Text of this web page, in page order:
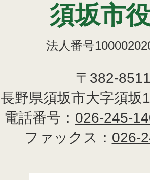
須坂市
法人番号
〒382-
長野県須坂市大字須坂
電話番号： 026-245-
ファックス： 026-